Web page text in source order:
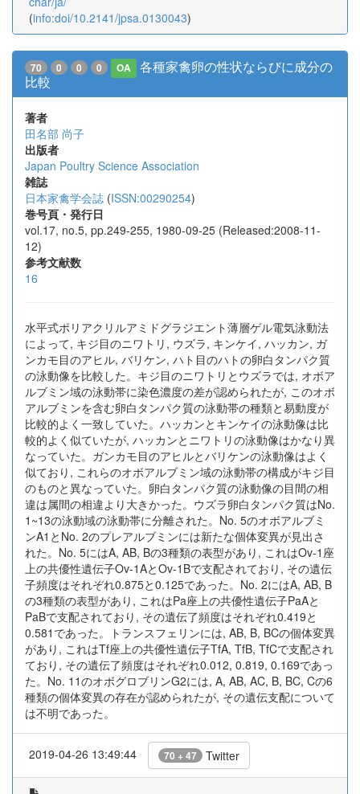
(info:doi/10.2141/jpsa.0130043)
70 0 0 0 OA
各種家禽卵の性状ならびに成分の
比較
著者
田名部 尚子
出版者
Japan Poultry Science Association
雑誌
日本家禽学会誌 (ISSN:00290254)
巻号頁・発行日
vol.17, no.5, pp.249-255, 1980-09-25 (Released:2008-11-
12)
参考文献数
16
水平式ポリアクリルアミドグラジエント薄層ゲル電気泳動法
によって, キジ目のニワトリ, ウズラ, キンケイ, ハッカン, ガ
ンカモ目のアヒル, バリケン, ハト目のハトの卵白タンパク質
の泳動像を比較した。キジ目のニワトリとウズラでは, オボア
ルブミン域の泳動帯に染色濃度の差が認められたが, このオボ
アルブミンを含む卵白タンパク質の泳動帯の種類と易動度が
比較的よく一致していた。ハッカンとキンケイの泳動像は比
較的よく似ていたが, ハッカンとニワトリの泳動像はかなり異
なっていた。ガンカモ目のアヒルとバリケンの泳動像はよく
似ており, これらのオボアルブミン域の泳動帯の構成がキジ目
のものと異なっていた。卵白タンパク質の泳動像の目間の相
違は属間の相違より大きかった。ウズラ卵白タンパク質はNo.
1~13の泳動域の泳動帯に分離された。No. 5のオボアルブミ
ンA1とNo. 2のプレアルブミンには新たな個体変異が見出さ
れた。No. 5にはA, AB, Bの3種類の表型があり, これはOv-1座
上の共優性遺伝子Ov-1AとOv-1Bで支配されており, その遺伝
子頻度はそれぞれ0.875と0.125であった。No. 2にはA, AB, B
の3種類の表型があり, これはPa座上の共優性遺伝子PaAと
PaBで支配されており, その遺伝了頻度はそれぞれ0.419と
0.581であった。トランスフェリンには, AB, B, BCの個体変異
があり, これはTf座上の共優性遺伝子TfA, TfB, TfCで支配され
ており, その遺伝了頻度はそれぞれ0.012, 0.819, 0.169であっ
た。No. 11のオボグロブリンG2には, A, AB, AC, B, BC, Cの6
種類の個体変異の存在が認められたが, その遺伝支配について
は不明であった。
2019-04-26 13:49:44 70 + 47 Twitter